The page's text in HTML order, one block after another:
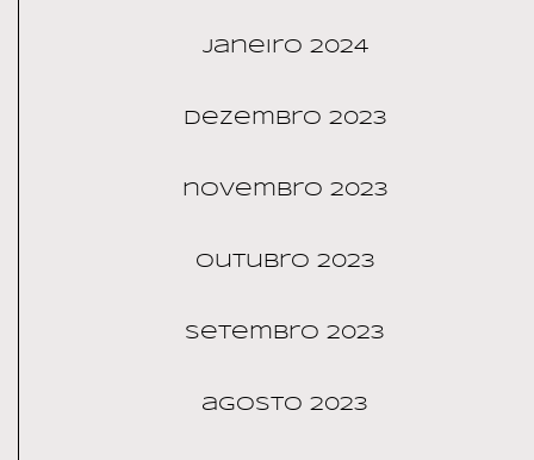
janeiro 2024
dezembro 2023
novembro 2023
outubro 2023
setembro 2023
agosto 2023